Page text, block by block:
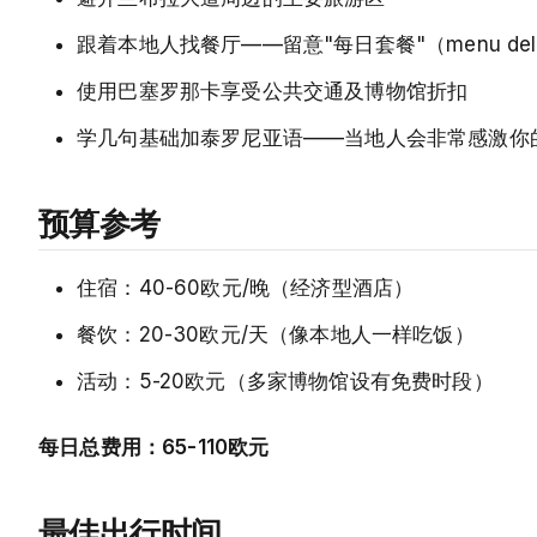
跟着本地人找餐厅——留意"每日套餐"（menu del
使用巴塞罗那卡享受公共交通及博物馆折扣
学几句基础加泰罗尼亚语——当地人会非常感激你
预算参考
住宿：40-60欧元/晚（经济型酒店）
餐饮：20-30欧元/天（像本地人一样吃饭）
活动：5-20欧元（多家博物馆设有免费时段）
每日总费用：65-110欧元